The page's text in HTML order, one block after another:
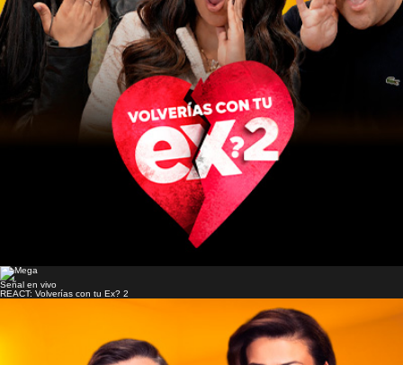
Señal en vivo
REACT: Volverías con tu Ex? 2